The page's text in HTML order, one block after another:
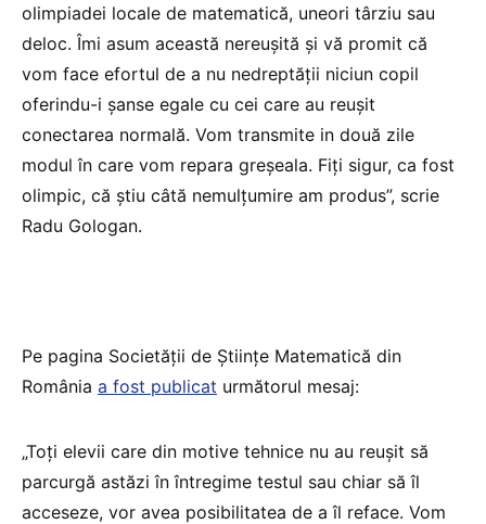
olimpiadei locale de matematică, uneori târziu sau
deloc. Îmi asum această nereușită și vă promit că
vom face efortul de a nu nedreptății niciun copil
oferindu-i șanse egale cu cei care au reușit
conectarea normală. Vom transmite in două zile
modul în care vom repara greșeala. Fiți sigur, ca fost
olimpic, că știu câtă nemulțumire am produs”, scrie
Radu Gologan.
Pe pagina Societății de Științe Matematică din
România a fost publicat următorul mesaj:
„Toți elevii care din motive tehnice nu au reușit să
parcurgă astăzi în întregime testul sau chiar să îl
acceseze, vor avea posibilitatea de a îl reface. Vom